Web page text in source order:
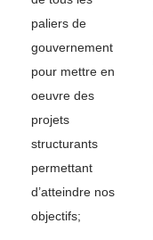
paliers de
gouvernement
pour mettre en
oeuvre des
projets
structurants
permettant
d’atteindre nos
objectifs;